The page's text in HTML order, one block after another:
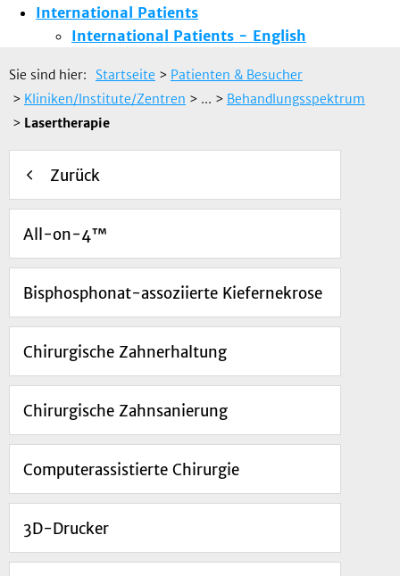
International Patients
International Patients - English
Sie sind hier: Startseite > Patienten & Besucher
> Kliniken/Institute/Zentren > ... > Behandlungsspektrum
> Lasertherapie
Zurück
All-on-4™
Bisphosphonat-assoziierte Kiefernekrose
Chirurgische Zahnerhaltung
Chirurgische Zahnsanierung
Computerassistierte Chirurgie
3D-Drucker